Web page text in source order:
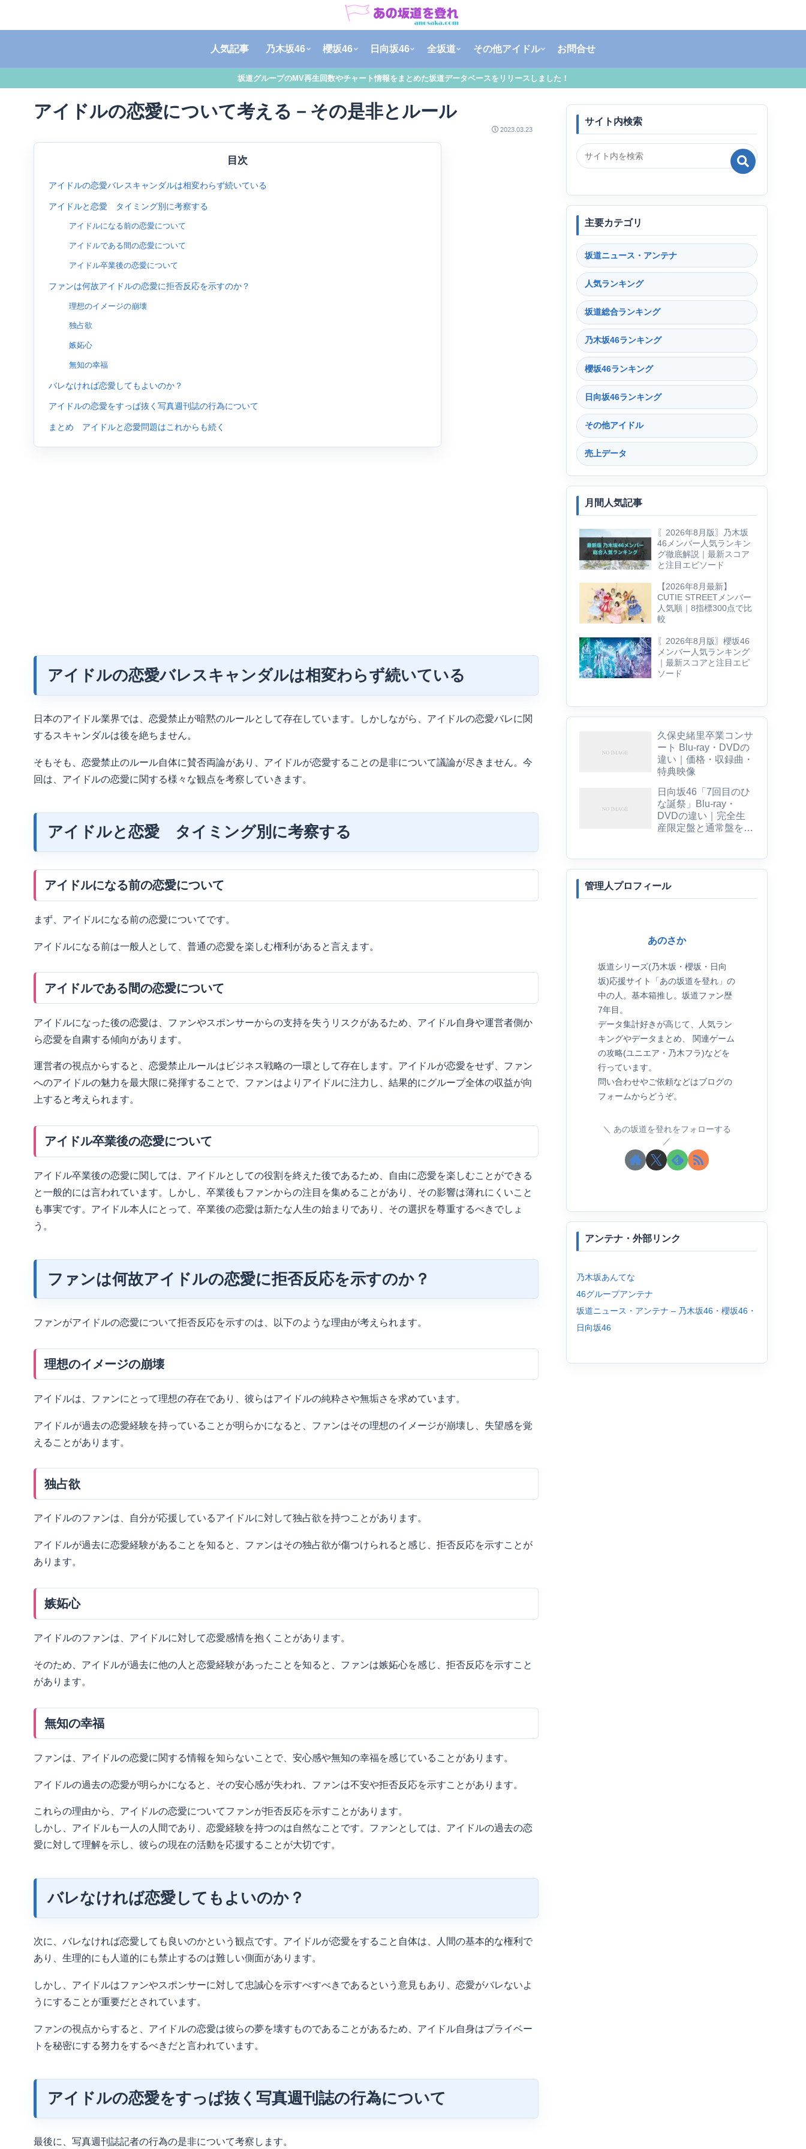
人気記事 乃木坂46 櫻坂46 日向坂46 全坂道 その他アイドル お問合せ
坂道グループのMV再生回数やチャート情報をまとめた坂道データベースをリリースしました！
アイドルの恋愛について考える－その是非とルール
2023.03.23
目次
アイドルの恋愛バレスキャンダルは相変わらず続いている
アイドルと恋愛 タイミング別に考察する
アイドルになる前の恋愛について
アイドルである間の恋愛について
アイドル卒業後の恋愛について
ファンは何故アイドルの恋愛に拒否反応を示すのか？
理想のイメージの崩壊
独占欲
嫉妬心
無知の幸福
バレなければ恋愛してもよいのか？
アイドルの恋愛をすっぱ抜く写真週刊誌の行為について
まとめ アイドルと恋愛問題はこれからも続く
アイドルの恋愛バレスキャンダルは相変わらず続いている
日本のアイドル業界では、恋愛禁止が暗黙のルールとして存在しています。しかしながら、アイドルの恋愛バレに関
するスキャンダルは後を絶ちません。
そもそも、恋愛禁止のルール自体に賛否両論があり、アイドルが恋愛することの是非について議論が尽きません。今
回は、アイドルの恋愛に関する様々な観点を考察していきます。
アイドルと恋愛 タイミング別に考察する
アイドルになる前の恋愛について
まず、アイドルになる前の恋愛についてです。
アイドルになる前は一般人として、普通の恋愛を楽しむ権利があると言えます。
アイドルである間の恋愛について
アイドルになった後の恋愛は、ファンやスポンサーからの支持を失うリスクがあるため、アイドル自身や運営者側か
ら恋愛を自粛する傾向があります。
運営者の視点からすると、恋愛禁止ルールはビジネス戦略の一環として存在します。アイドルが恋愛をせず、ファン
へのアイドルの魅力を最大限に発揮することで、ファンはよりアイドルに注力し、結果的にグループ全体の収益が向
上すると考えられます。
アイドル卒業後の恋愛について
アイドル卒業後の恋愛に関しては、アイドルとしての役割を終えた後であるため、自由に恋愛を楽しむことができる
と一般的には言われています。しかし、卒業後もファンからの注目を集めることがあり、その影響は薄れにくいこと
も事実です。アイドル本人にとって、卒業後の恋愛は新たな人生の始まりであり、その選択を尊重するべきでしょ
う。
ファンは何故アイドルの恋愛に拒否反応を示すのか？
ファンがアイドルの恋愛について拒否反応を示すのは、以下のような理由が考えられます。
理想のイメージの崩壊
アイドルは、ファンにとって理想の存在であり、彼らはアイドルの純粋さや無垢さを求めています。
アイドルが過去の恋愛経験を持っていることが明らかになると、ファンはその理想のイメージが崩壊し、失望感を覚
えることがあります。
独占欲
アイドルのファンは、自分が応援しているアイドルに対して独占欲を持つことがあります。
アイドルが過去に恋愛経験があることを知ると、ファンはその独占欲が傷つけられると感じ、拒否反応を示すことが
あります。
嫉妬心
アイドルのファンは、アイドルに対して恋愛感情を抱くことがあります。
そのため、アイドルが過去に他の人と恋愛経験があったことを知ると、ファンは嫉妬心を感じ、拒否反応を示すこと
があります。
無知の幸福
ファンは、アイドルの恋愛に関する情報を知らないことで、安心感や無知の幸福を感じていることがあります。
アイドルの過去の恋愛が明らかになると、その安心感が失われ、ファンは不安や拒否反応を示すことがあります。
これらの理由から、アイドルの恋愛についてファンが拒否反応を示すことがあります。
しかし、アイドルも一人の人間であり、恋愛経験を持つのは自然なことです。ファンとしては、アイドルの過去の恋
愛に対して理解を示し、彼らの現在の活動を応援することが大切です。
バレなければ恋愛してもよいのか？
次に、バレなければ恋愛しても良いのかという観点です。アイドルが恋愛をすること自体は、人間の基本的な権利で
あり、生理的にも人道的にも禁止するのは難しい側面があります。
しかし、アイドルはファンやスポンサーに対して忠誠心を示すべすべきであるという意見もあり、恋愛がバレないよ
うにすることが重要だとされています。
ファンの視点からすると、アイドルの恋愛は彼らの夢を壊すものであることがあるため、アイドル自身はプライベー
トを秘密にする努力をするべきだと言われています。
アイドルの恋愛をすっぱ抜く写真週刊誌の行為について
最後に、写真週刊誌記者の行為の是非について考察します。
サイト内検索
主要カテゴリ
坂道ニュース・アンテナ
人気ランキング
坂道総合ランキング
乃木坂46ランキング
櫻坂46ランキング
日向坂46ランキング
その他アイドル
売上データ
月間人気記事
〖2026年8月版〗乃木坂
46メンバー人気ランキン
グ徹底解説｜最新スコア
と注目エピソード
【2026年8月最新】
CUTIE STREETメンバー
人気順｜8指標300点で比
較
〖2026年8月版〗櫻坂46
メンバー人気ランキング
｜最新スコアと注目エピ
ソード
久保史緒里卒業コンサ
ート Blu-ray・DVDの
違い｜価格・収録曲・
特典映像
日向坂46「7回目のひ
な誕祭」Blu-ray・
DVDの違い｜完全生
産限定盤と通常盤を比
管理人プロフィール
あのさか
坂道シリーズ(乃木坂・櫻坂・日向
坂)応援サイト「あの坂道を登れ」の
中の人。基本箱推し。坂道ファン歴
7年目。
データ集計好きが高じて、人気ラン
キングやデータまとめ、 関連ゲーム
の攻略(ユニエア・乃木フラ)などを
行っています。
問い合わせやご依頼などはブログの
フォームからどうぞ。
あの坂道を登れをフォローする
アンテナ・外部リンク
乃木坂あんてな
46グループアンテナ
坂道ニュース・アンテナ – 乃木坂46・櫻坂46・
日向坂46